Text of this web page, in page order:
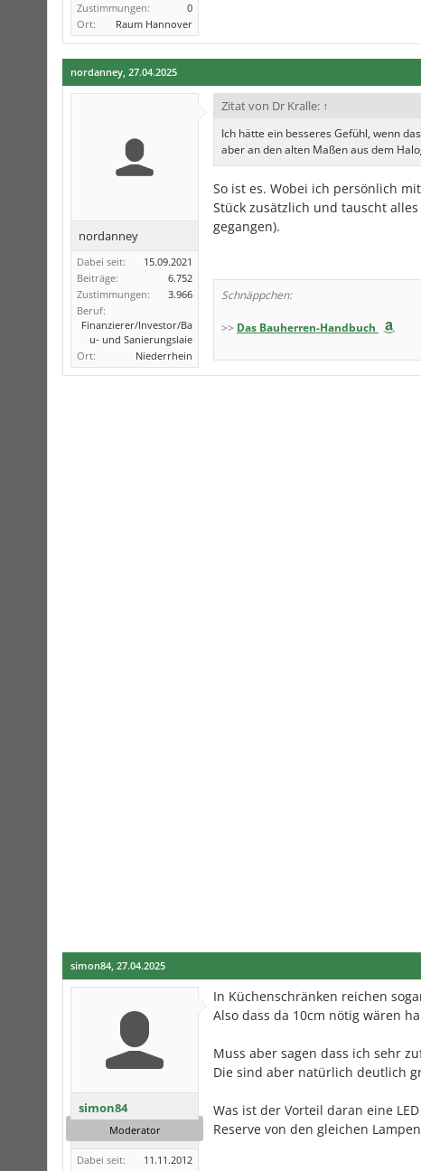
Zustimmungen:
0
Ort:
Raum Hannover
nordanney, 27.04.2025
nordanney
Dabei seit:
15.09.2021
Beiträge:
6.752
Zustimmungen:
3.966
Beruf:
Finanzierer/Investor/Ba
u- und Sanierungslaie
Ort:
Niederrhein
Zitat von Dr Kralle: ↑
Ich hätte ein besseres Gefühl, wenn
aber an den alten Maßen aus dem
So ist es. Wobei ich persönlich
Stück zusätzlich und tauscht
gegangen).
Schnäppchen:
>> Das Bauherren-Handbuch
simon84, 27.04.2025
simon84
Moderator
Dabei seit:
11.11.2012
In Küchenschränken reichen
Also dass da 10cm nötig wären
Muss aber sagen dass ich sehr
Die sind aber natürlich deutlich
Was ist der Vorteil daran eine
Reserve von den gleichen